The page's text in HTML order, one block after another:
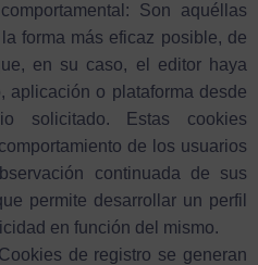
Son aquéllas
forma más eficaz posible, de
en su caso, el editor haya
aplicación o plataforma desde
solicitado. Estas cookies
de los usuarios
continuada de sus
permite desarrollar un perfil
en función del mismo.
de registro se generan